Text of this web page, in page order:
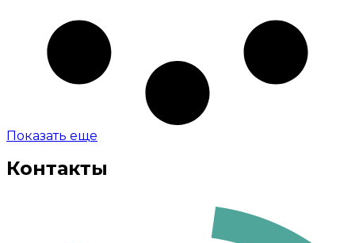
Показать еще
Контакты